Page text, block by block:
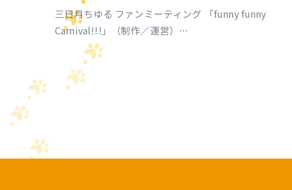
三日月ちゆる ファンミーティング 「funny funny
Carnival!!!」（制作／運営）
https://univirtual.jp/events/funnyfunnycarnival